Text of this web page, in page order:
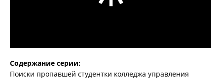
Содержание серии:
Поиски пропавшей студентки колледжа управления